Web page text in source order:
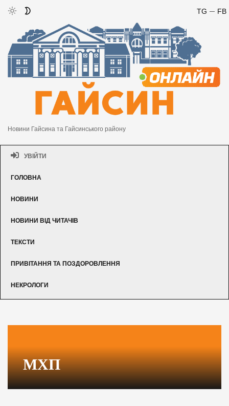
FB
TG
Новини Гайсина та Гайсинського району
УВІЙТИ
ГОЛОВНА
НОВИНИ
НОВИНИ ВІД ЧИТАЧІВ
ТЕКСТИ
ПРИВІТАННЯ ТА ПОЗДОРОВЛЕННЯ
НЕКРОЛОГИ
МХП